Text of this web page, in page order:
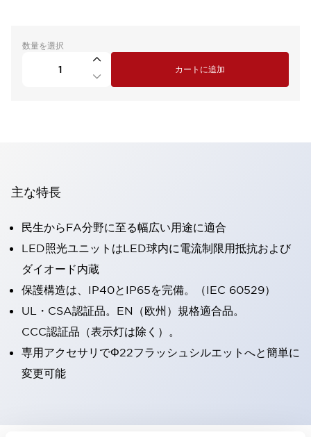
数量を選択
カートに追加
主な特長
民生からFA分野に至る幅広い用途に適合
LED照光ユニットはLED球内に電流制限用抵抗および
ダイオード内蔵
保護構造は、IP40とIP65を完備。（IEC 60529）
UL・CSA認証品。EN（欧州）規格適合品。
CCC認証品（表示灯は除く）。
専用アクセサリでΦ22フラッシュシルエットへと簡単に
変更可能